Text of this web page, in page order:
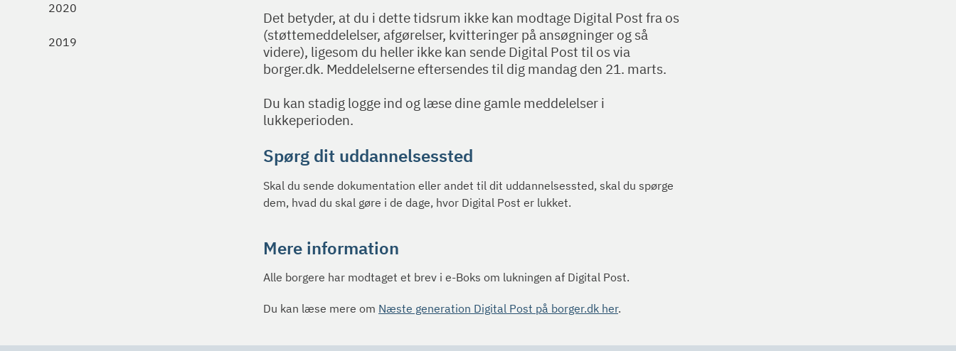
2020
2019
Det betyder, at du i dette tidsrum ikke kan modtage Digital Post fra os
(støttemeddelelser, afgørelser, kvitteringer på ansøgninger og så
videre), ligesom du heller ikke kan sende Digital Post til os via
borger.dk. Meddelelserne eftersendes til dig mandag den 21. marts.
Du kan stadig logge ind og læse dine gamle meddelelser i
lukkeperioden.
Spørg dit uddannelsessted
Skal du sende dokumentation eller andet til dit uddannelsessted, skal du spørge
dem, hvad du skal gøre i de dage, hvor Digital Post er lukket.
Mere information
Alle borgere har modtaget et brev i e-Boks om lukningen af Digital Post.
Du kan læse mere om Næste generation Digital Post på borger.dk her.